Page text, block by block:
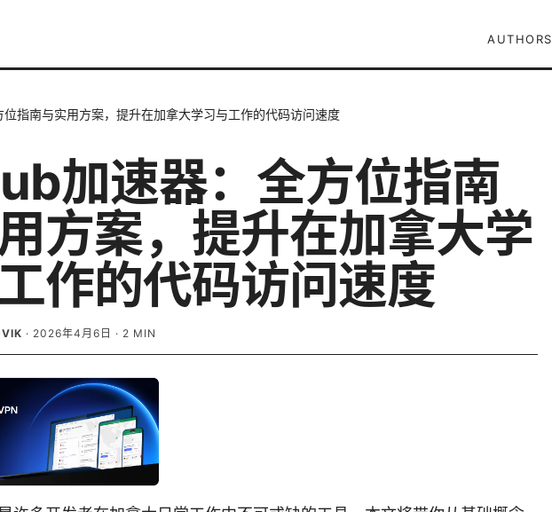
AUTHORS
指南与实用方案，提升在加拿大学习与工作的代码访问速度
加速器：全方位指南
方案，提升在加拿大学
作的代码访问速度
· 2026年4月6日 · 2 MIN